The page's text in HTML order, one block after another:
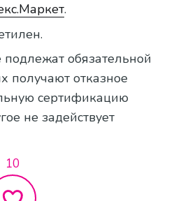
.
обязательной
получают отказное
сертификацию
не задействует
10